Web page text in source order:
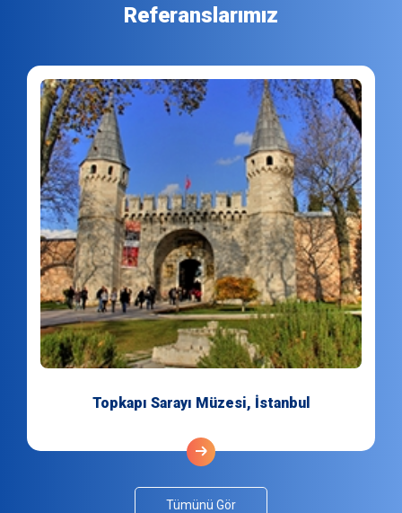
Referanslarımız
Topkapı Sarayı Müzesi, İstanbul
Tümünü Gör